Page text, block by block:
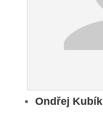
Ondřej Kubík